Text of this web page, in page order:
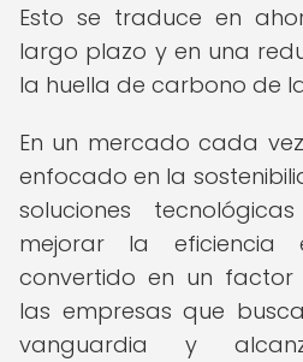
Esto se traduce en
largo plazo y en una
la huella de carbono de
En un mercado cada
enfocado en la
soluciones
mejorar la eficiencia
convertido en un
las empresas que
vanguardia y